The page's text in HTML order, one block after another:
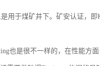
用于煤矿井下。矿安认证，
也是很不一样的，在性能方